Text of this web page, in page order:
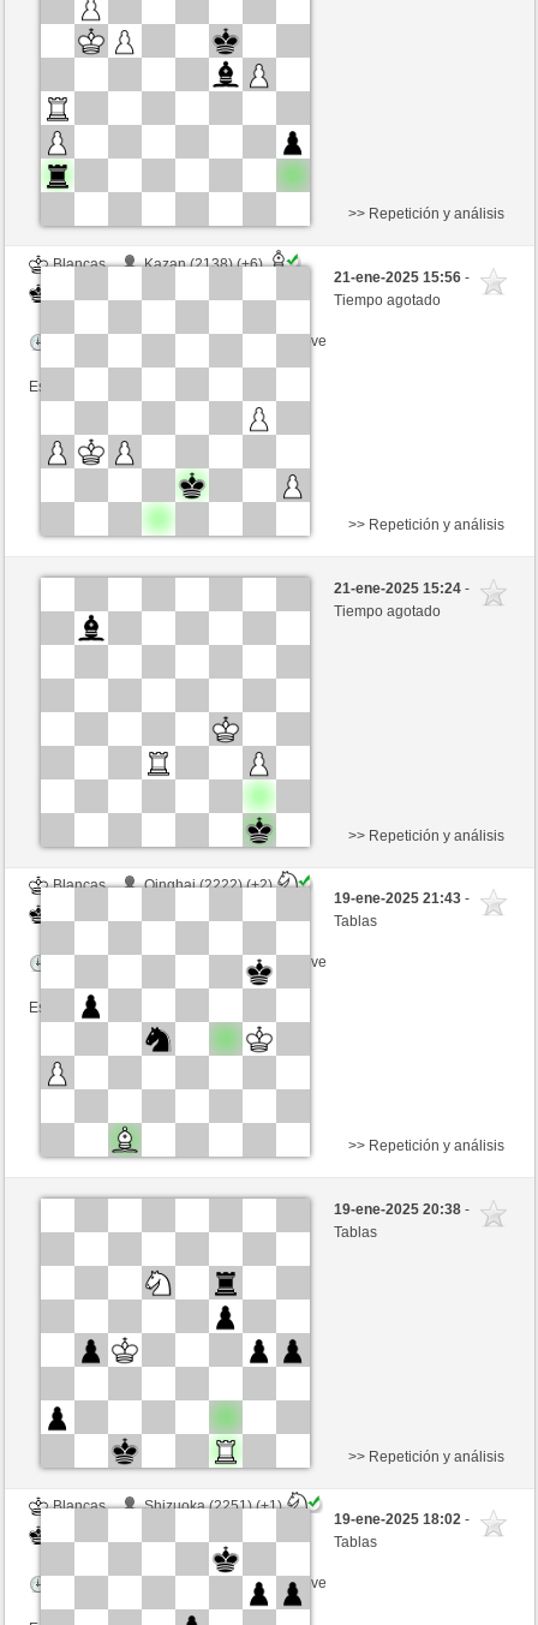
Tiempo: 2 minutes/side + 5 seconds/move
Blancas
Kazan (2138) (+6)
Tiempo: 2 minutes/side + 5 seconds/move
Esta partida es por puntos
>> Repetición y análisis
21-ene-2025 15:56-
Tiempo agotado
Blancas
Kazan (2132) (+6)
>> Repetición y análisis
21-ene-2025 15:24-
Tiempo agotado
Blancas
Qinghai (2222) (+2)
Tiempo: 5 minutes/side + 1 seconds/move
Esta partida es por puntos
>> Repetición y análisis
19-ene-2025 21:43-
Tablas
Negras
Shizuoka (2239) (+2)
Tiempo: 2 minutes/side + 5 seconds/move
>> Repetición y análisis
19-ene-2025 20:38-
Tablas
Blancas
Shizuoka (2251) (+1)
Tiempo: 2 minutes/side + 5 seconds/move
>> Repetición y análisis
19-ene-2025 18:02-
Tablas